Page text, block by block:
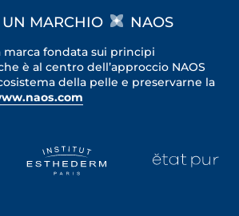
MARCHIO NAOS
marca fondata sui principi
è al centro dell’approccio NAOS
della pelle e preservarne la